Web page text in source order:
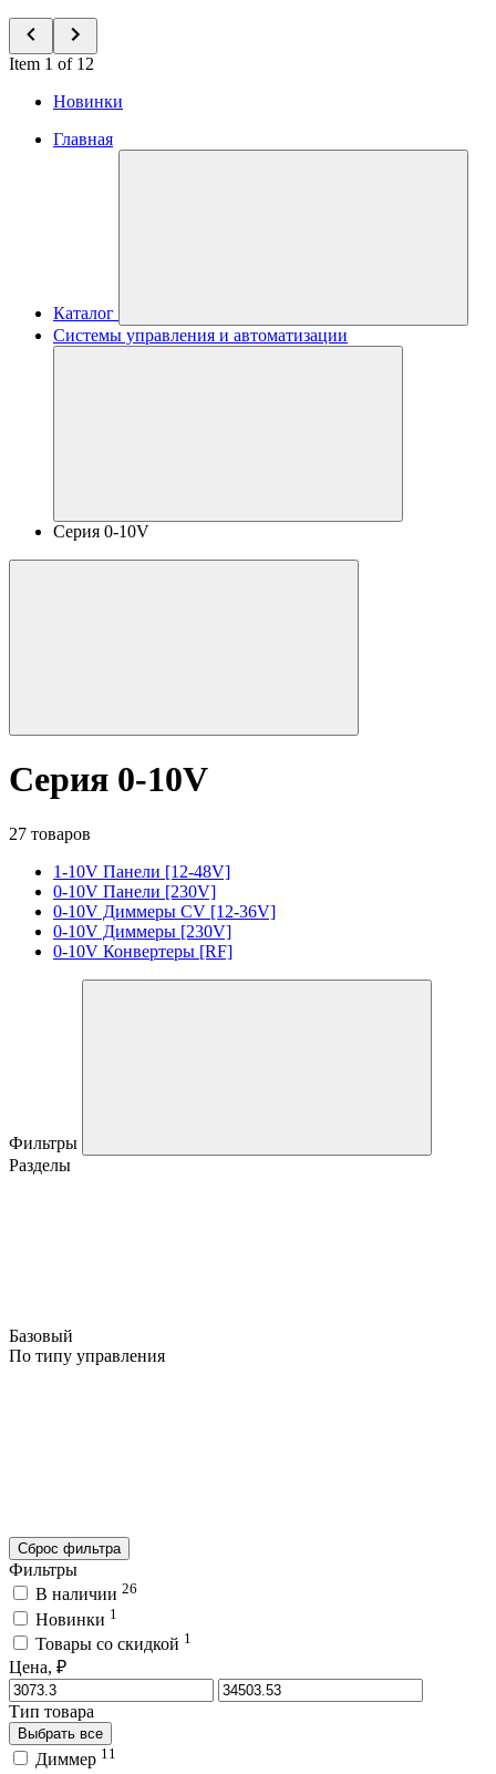
Item 1 of 12
Новинки
Главная
Каталог
Системы управления и автоматизации
Серия 0-10V
Серия 0-10V
27 товаров
1-10V Панели [12-48V]
0-10V Панели [230V]
0-10V Диммеры CV [12-36V]
0-10V Диммеры [230V]
0-10V Конвертеры [RF]
Фильтры
Разделы
Базовый
По типу управления
Сброс фильтра
Фильтры
В наличии 26
Новинки 1
Товары со скидкой 1
Цена, ₽
Тип товара
Выбрать все
Диммер 11